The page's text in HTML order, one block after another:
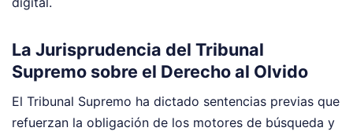
La Jurisprudencia del Tribunal
Supremo sobre el Derecho al Olvido
El Tribunal Supremo ha dictado sentencias previas que
refuerzan la obligación de los motores de búsqueda y